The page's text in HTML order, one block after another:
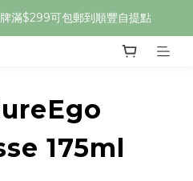
滿$299可包郵到順豐自提點
175ml